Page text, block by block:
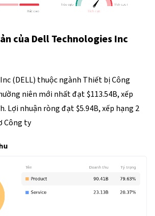
của Dell Technologies Inc
(DELL) thuộc ngành Thiết bị Công
niên mới nhất đạt $113.54B, xếp
Lợi nhuận ròng đạt $5.94B, xếp hạng 2
Công ty